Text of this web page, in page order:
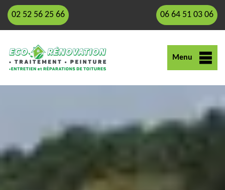
02 52 56 25 66 06 64 51 03 06
Menu